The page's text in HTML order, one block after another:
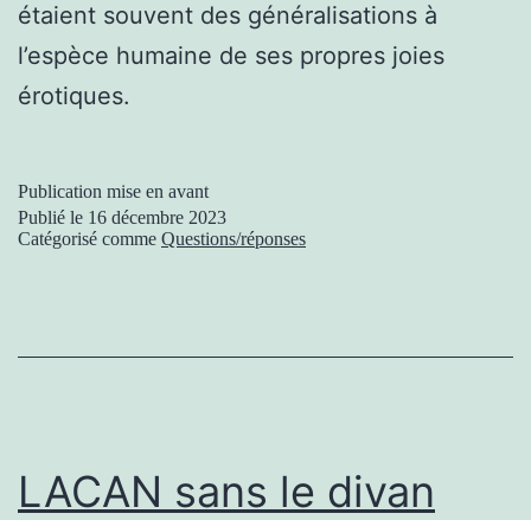
étaient souvent des généralisations à
l’espèce humaine de ses propres joies
érotiques.
Publication mise en avant
Publié le 16 décembre 2023
Catégorisé comme Questions/réponses
LACAN sans le divan